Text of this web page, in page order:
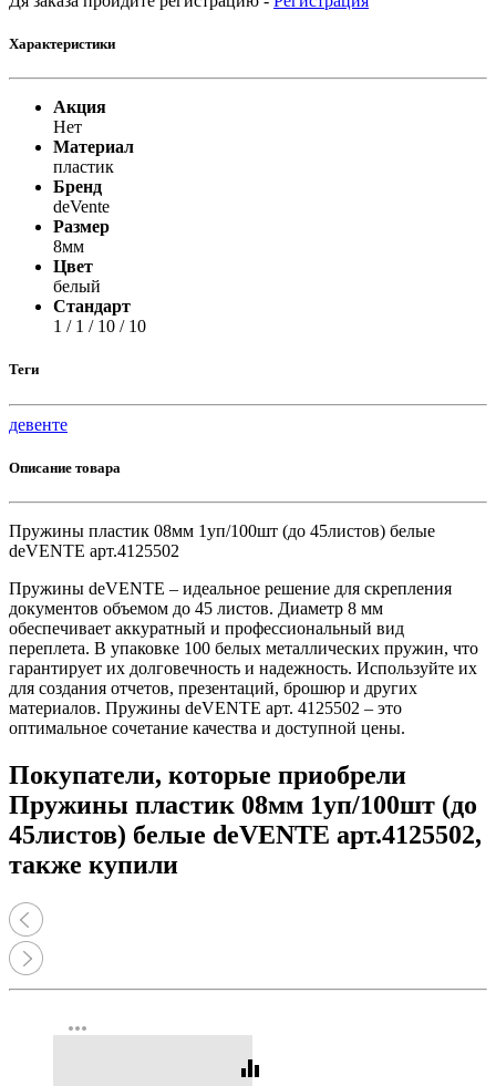
Характеристики
Акция
Нет
Материал
пластик
Бренд
deVente
Размер
8мм
Цвет
белый
Стандарт
1 / 1 / 10 / 10
Теги
девенте
Описание товара
Пружины пластик 08мм 1уп/100шт (до 45листов) белые
deVENTE арт.4125502
Пружины deVENTE – идеальное решение для скрепления
документов объемом до 45 листов. Диаметр 8 мм
обеспечивает аккуратный и профессиональный вид
переплета. В упаковке 100 белых металлических пружин, что
гарантирует их долговечность и надежность. Используйте их
для создания отчетов, презентаций, брошюр и других
материалов. Пружины deVENTE арт. 4125502 – это
оптимальное сочетание качества и доступной цены.
Покупатели, которые приобрели
Пружины пластик 08мм 1уп/100шт (до
45листов) белые deVENTE арт.4125502,
также купили
more_horiz
equalizer